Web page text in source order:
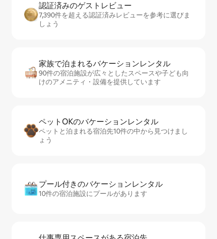
認証済みのゲ⁠ス⁠ト⁠レ⁠ビ⁠ュ⁠ー
7,390件を超える認証済みレビューを参考に選びま
しょう
家族で泊まれるバ⁠ケ⁠ー⁠シ⁠ョ⁠ンレ⁠ン⁠タ⁠ル
90件の宿泊施設が広々としたスペースや子ども向
けのアメニティ・設備を提供しています
ペットOKのバ⁠ケ⁠ー⁠シ⁠ョ⁠ンレ⁠ン⁠タ⁠ル
ペットと泊まれる宿泊先10件の中から見つけまし
ょう
プール付きのバ⁠ケ⁠ー⁠シ⁠ョ⁠ンレ⁠ン⁠タ⁠ル
10件の宿泊施設にプールがあります